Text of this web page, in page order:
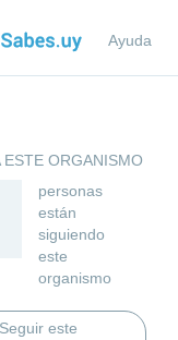
Ayuda
ESTE ORGANISMO
personas
están
siguiendo
este
organismo
Seguir este